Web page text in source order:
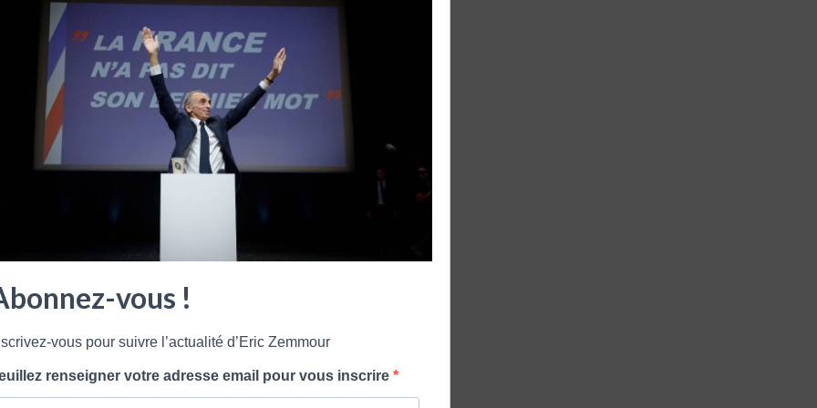
vous !
vous pour suivre l’actualité d’Eric Zemmour
renseigner votre adresse email pour vous inscrire